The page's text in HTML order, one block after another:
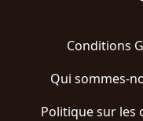
Conditions
Qui sommes-
Politique sur les